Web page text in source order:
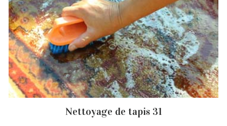
Nettoyage de tapis 31